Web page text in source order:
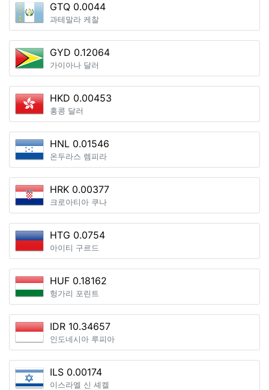
GTQ 0.0044
과테말라 케찰
GYD 0.12064
가이아나 달러
HKD 0.00453
홍콩 달러
HNL 0.01546
온두라스 렘피라
HRK 0.00377
크로아티아 쿠나
HTG 0.0754
아이티 구르드
HUF 0.18162
헝가리 포린트
IDR 10.34657
인도네시아 루피아
ILS 0.00174
이스라엘 신 셰켈